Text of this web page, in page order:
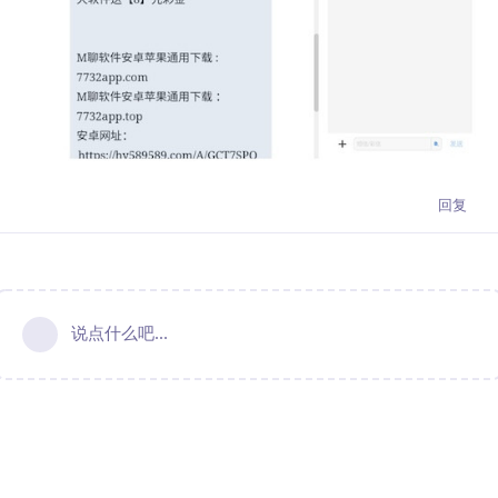
回复
说点什么吧...